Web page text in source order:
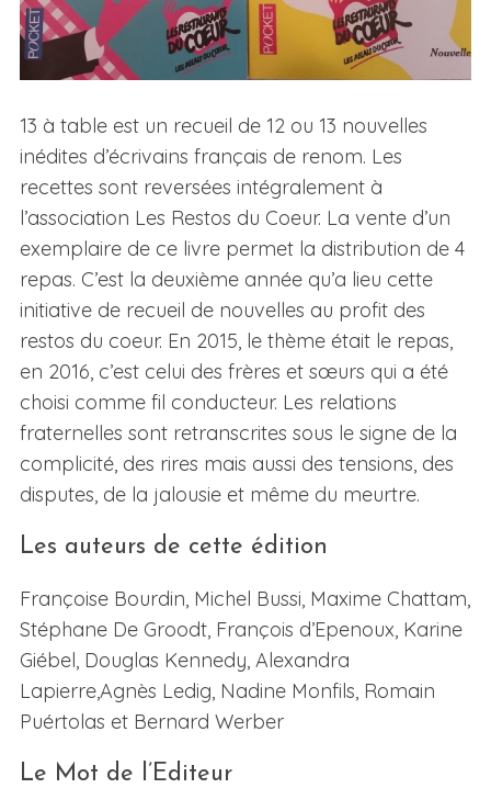
13 à table est un recueil de 12 ou 13 nouvelles
inédites d’écrivains français de renom. Les
recettes sont reversées intégralement à
l’association Les Restos du Coeur. La vente d’un
exemplaire de ce livre permet la distribution de 4
repas. C’est la deuxième année qu’a lieu cette
initiative de recueil de nouvelles au profit des
restos du coeur. En 2015, le thème était le repas,
en 2016, c’est celui des frères et sœurs qui a été
choisi comme fil conducteur. Les relations
fraternelles sont retranscrites sous le signe de la
complicité, des rires mais aussi des tensions, des
disputes, de la jalousie et même du meurtre.
Les auteurs de cette édition
Françoise Bourdin, Michel Bussi, Maxime Chattam,
Stéphane De Groodt, François d’Epenoux, Karine
Giébel, Douglas Kennedy, Alexandra
Lapierre,Agnès Ledig, Nadine Monfils, Romain
Puértolas et Bernard Werber
Le Mot de l’Editeur